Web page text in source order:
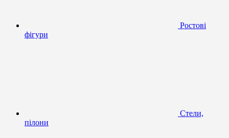
Ростові
фігури
Стели,
пілони